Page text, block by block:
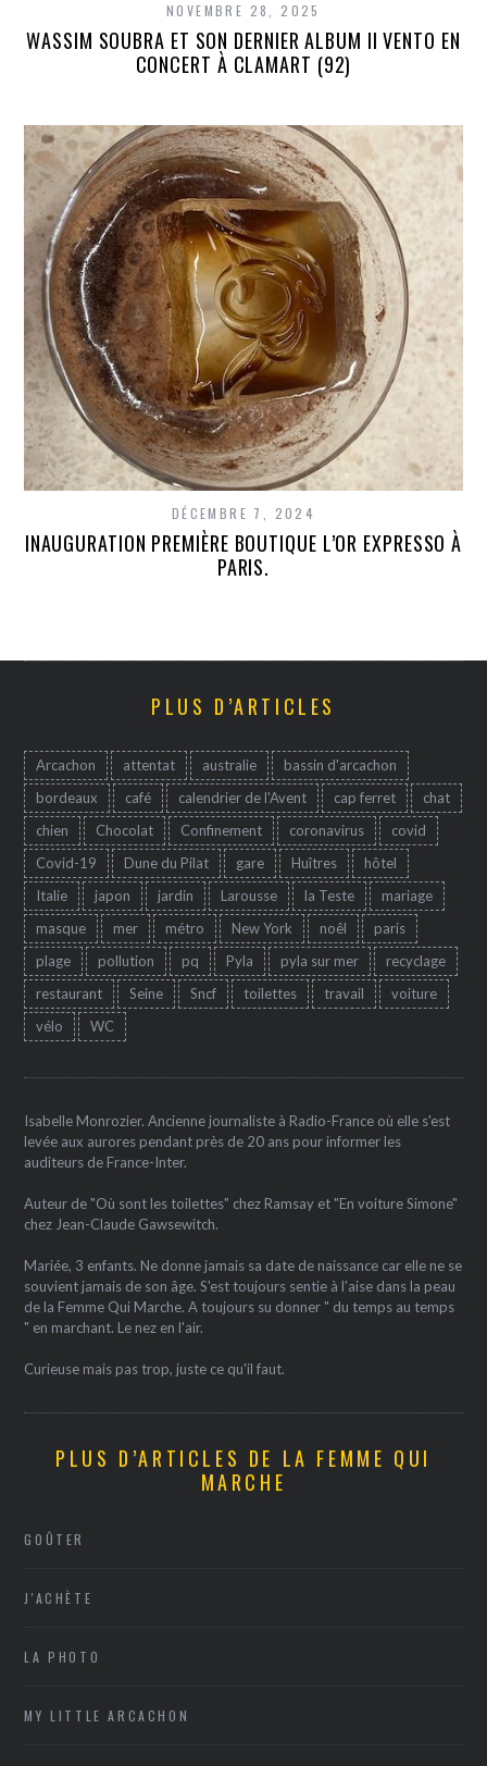
NOVEMBRE 28, 2025
WASSIM SOUBRA ET SON DERNIER ALBUM II VENTO EN
CONCERT À CLAMART (92)
DÉCEMBRE 7, 2024
INAUGURATION PREMIÈRE BOUTIQUE L’OR EXPRESSO À
PARIS.
PLUS D’ARTICLES
Arcachon attentat australie
bassin d'arcachon
bordeaux
café calendrier de l'Avent cap ferret
chat
chien
Chocolat Confinement coronavirus
covid
Covid-19
Dune du Pilat gare Huîtres
hôtel
Italie
japon jardin Larousse la Teste
mariage
masque
mer métro New York noêl
paris
plage
pollution pq Pyla pyla sur mer
recyclage
restaurant
Seine Sncf toilettes travail
voiture
vélo
WC
Isabelle Monrozier. Ancienne journaliste à Radio-France où elle s'est
levée aux aurores pendant près de 20 ans pour informer les
auditeurs de France-Inter.
Auteur de "Où sont les toilettes" chez Ramsay et "En voiture Simone"
chez Jean-Claude Gawsewitch.
Mariée, 3 enfants. Ne donne jamais sa date de naissance car elle ne se
souvient jamais de son âge. S'est toujours sentie à l'aise dans la peau
de la Femme Qui Marche. A toujours su donner " du temps au temps
" en marchant. Le nez en l'air.
Curieuse mais pas trop, juste ce qu'il faut.
PLUS D’ARTICLES DE LA FEMME QUI
MARCHE
GOÛTER
J'ACHÈTE
LA PHOTO
MY LITTLE ARCACHON